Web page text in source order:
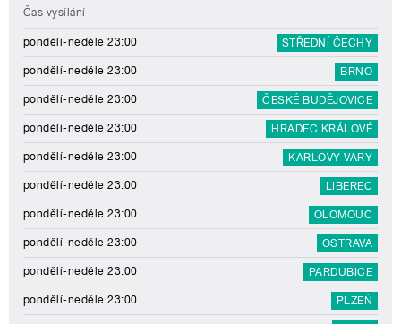
Čas vysílání
pondělí-neděle 23:00 STŘEDNÍ ČECHY
pondělí-neděle 23:00 BRNO
pondělí-neděle 23:00 ČESKÉ BUDĚJOVICE
pondělí-neděle 23:00 HRADEC KRÁLOVÉ
pondělí-neděle 23:00 KARLOVY VARY
pondělí-neděle 23:00 LIBEREC
pondělí-neděle 23:00 OLOMOUC
pondělí-neděle 23:00 OSTRAVA
pondělí-neděle 23:00 PARDUBICE
pondělí-neděle 23:00 PLZEŇ